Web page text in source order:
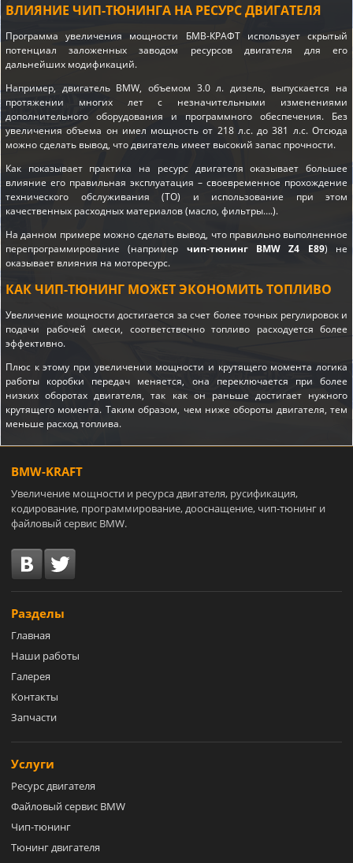
ВЛИЯНИЕ ЧИП-ТЮНИНГА НА РЕСУРС ДВИГАТЕЛЯ
Программа увеличения мощности БМВ-КРАФТ использует скрытый
потенциал заложенных заводом ресурсов двигателя для его
дальнейших модификаций.
Например, двигатель BMW, объемом 3.0 л. дизель, выпускается на
протяжении многих лет с незначительными изменениями
дополнительного оборудования и программного обеспечения. Без
увеличения объема он имел мощность от 218 л.с. до 381 л.с. Отсюда
можно сделать вывод, что двигатель имеет высокий запас прочности.
Как показывает практика на ресурс двигателя оказывает большее
влияние его правильная эксплуатация – своевременное прохождение
технического обслуживания (ТО) и использование при этом
качественных расходных материалов (масло, фильтры….).
На данном примере можно сделать вывод, что правильно выполненное
перепрограммирование (например чип-тюнинг BMW Z4 E89) не
оказывает влияния на моторесурс.
КАК ЧИП-ТЮНИНГ МОЖЕТ ЭКОНОМИТЬ ТОПЛИВО
Увеличение мощности достигается за счет более точных регулировок и
подачи рабочей смеси, соответственно топливо расходуется более
эффективно.
Плюс к этому при увеличении мощности и крутящего момента логика
работы коробки передач меняется, она переключается при более
низких оборотах двигателя, так как он раньше достигает нужного
крутящего момента. Таким образом, чем ниже обороты двигателя, тем
меньше расход топлива.
BMW-KRAFT
Увеличение мощности и ресурса двигателя, русификация,
кодирование, программирование, дооснащение, чип-тюнинг и
файловый сервис BMW.
Разделы
Главная
Наши работы
Галерея
Контакты
Запчасти
Услуги
Ресурс двигателя
Файловый сервис BMW
Чип-тюнинг
Тюнинг двигателя